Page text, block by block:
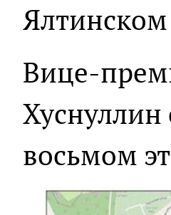
Вице-
Хуснуллин
восьмом